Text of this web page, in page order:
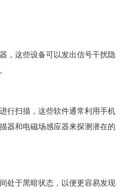
，这些设备可以发出信号干扰隐
行扫描，这些软件通常利用手机
器和电磁场感应器来探测潜在的
处于黑暗状态，以便更容易发现